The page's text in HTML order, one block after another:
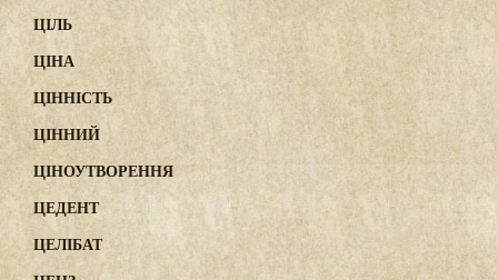
ЦІЛЬ
ЦІНА
ЦІННІСТЬ
ЦІННИЙ
ЦІНОУТВОРЕННЯ
ЦЕДЕНТ
ЦЕЛІБАТ